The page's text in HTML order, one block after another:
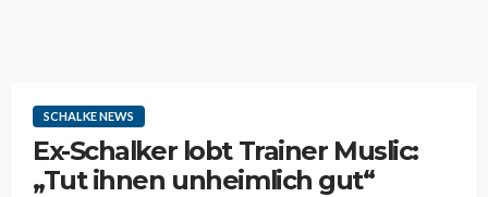
SCHALKE NEWS
Ex-Schalker lobt Trainer Muslic:
„Tut ihnen unheimlich gut“